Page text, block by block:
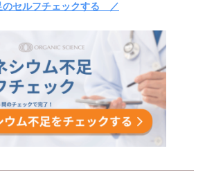
セルフチェックする ／